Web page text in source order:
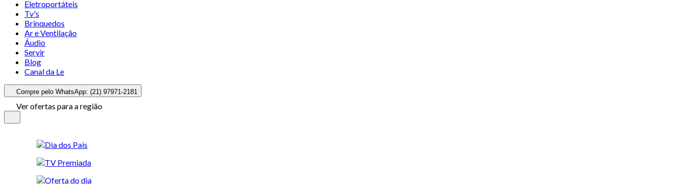
Eletroportáteis
Tv's
Brinquedos
Ar e Ventilação
Áudio
Servir
Blog
Canal da Le
Compre pelo WhatsApp: (21) 97971-2181
Ver ofertas para a região